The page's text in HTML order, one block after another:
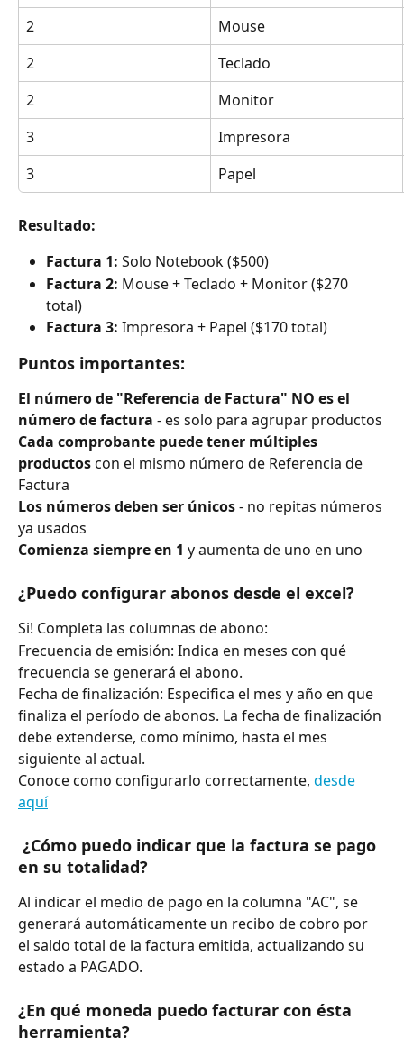
2
Mouse
2
Teclado
2
Monitor
3
Impresora
3
Papel
Resultado:
Factura 1: Solo Notebook ($500)
Factura 2: Mouse + Teclado + Monitor ($270
total)
Factura 3: Impresora + Papel ($170 total)
Puntos importantes:
El número de "Referencia de Factura" NO es el
número de factura - es solo para agrupar productos
Cada comprobante puede tener múltiples
productos con el mismo número de Referencia de
Factura
Los números deben ser únicos - no repitas números
ya usados
Comienza siempre en 1 y aumenta de uno en uno
¿Puedo configurar abonos desde el excel?
Si! Completa las columnas de abono:
Frecuencia de emisión: Indica en meses con qué
frecuencia se generará el abono.
Fecha de finalización: Especifica el mes y año en que
finaliza el período de abonos. La fecha de finalización
debe extenderse, como mínimo, hasta el mes
siguiente al actual.
Conoce como configurarlo correctamente, desde
aquí
en su totalidad?
Al indicar el medio de pago en la columna "AC", se
generará automáticamente un recibo de cobro por
el saldo total de la factura emitida, actualizando su
estado a PAGADO.
¿En qué moneda puedo facturar con ésta
herramienta?